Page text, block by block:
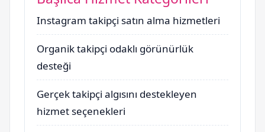
Instagram takipçi satın alma hizmetleri
Organik takipçi odaklı görünürlük
desteği
Gerçek takipçi algısını destekleyen
hizmet seçenekleri